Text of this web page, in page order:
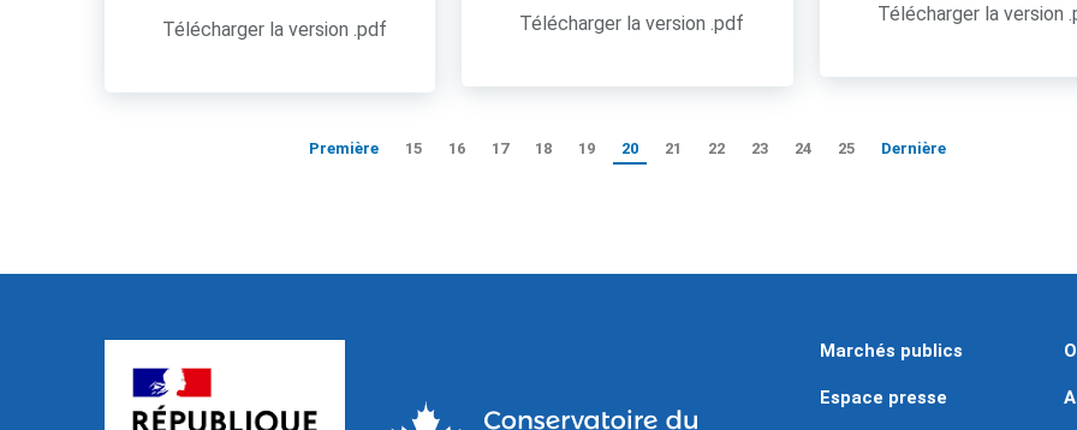
Télécharger la version .pdf Télécharger la version .pdf Télécharger la version
Première 15 16 17 18 19 20 21 22 23 24 25 Dernière
Marchés publics
Espace presse